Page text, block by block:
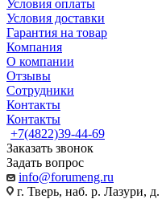
Условия оплаты
Условия доставки
Гарантия на товар
Компания
О компании
Отзывы
Сотрудники
Контакты
Контакты
+7(4822)39-44-69
Заказать звонок
Задать вопрос
info@forumeng.ru
г. Тверь, наб. р. Лазури, д.